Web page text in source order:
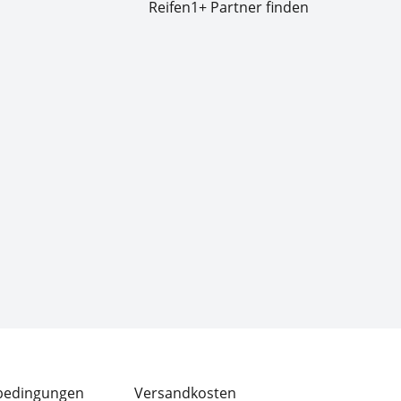
Reifen1+ Partner finden
Versandkosten